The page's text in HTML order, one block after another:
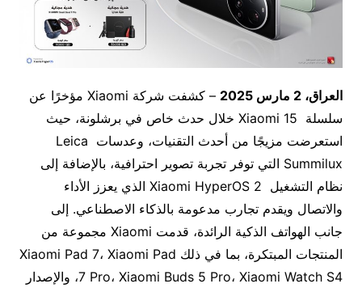
العراق، 2 مارس 2025
– كشفت شركة Xiaomi مؤخرًا عن
سلسلة Xiaomi 15 خلال حدث خاص في برشلونة، حيث
استعرضت مزيجًا من أحدث التقنيات، وعدسات Leica
Summilux التي توفر تجربة تصوير احترافية، بالإضافة إلى
نظام التشغيل Xiaomi HyperOS 2 الذي يعزز الأداء
والاتصال ويقدم تجارب مدعومة بالذكاء الاصطناعي. إلى
جانب الهواتف الذكية الرائدة، قدمت Xiaomi مجموعة من
المنتجات المبتكرة، بما في ذلك Xiaomi Pad 7، Xiaomi Pad
7 Pro، Xiaomi Buds 5 Pro، Xiaomi Watch S4، والإصدار